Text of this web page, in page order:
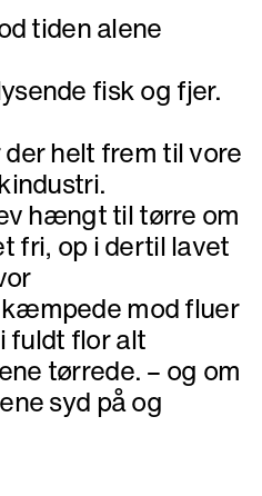
tiden alene
fisk og fjer.
helt frem til vore
hængt til tørre om
fri, op i dertil lavet
mod fluer
fuldt flor alt
tørrede. – og om
syd på og